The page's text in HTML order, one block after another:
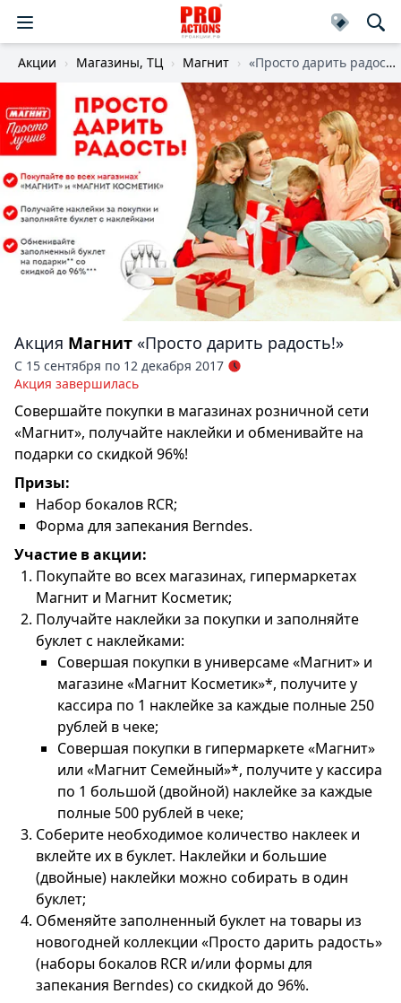
Акции Магазины, ТЦ Магнит «Просто дарить радость!»
Акция Магнит «Просто дарить радость!»
С 15 сентября по 12 декабря 2017
Акция завершилась
Совершайте покупки в магазинах розничной сети
«Магнит», получайте наклейки и обменивайте на
подарки со скидкой 96%!
Призы:
Набор бокалов RCR;
Форма для запекания Berndes.
Участие в акции:
Покупайте во всех магазинах, гипермаркетах
Магнит и Магнит Косметик;
Получайте наклейки за покупки и заполняйте
буклет с наклейками:
Совершая покупки в универсаме «Магнит» и
магазине «Магнит Косметик»*, получите у
кассира по 1 наклейке за каждые полные 250
рублей в чеке;
Совершая покупки в гипермаркете «Магнит»
или «Магнит Семейный»*, получите у кассира
по 1 большой (двойной) наклейке за каждые
полные 500 рублей в чеке;
Соберите необходимое количество наклеек и
вклейте их в буклет. Наклейки и большие
(двойные) наклейки можно собирать в один
буклет;
Обменяйте заполненный буклет на товары из
новогодней коллекции «Просто дарить радость»
(наборы бокалов RCR и/или формы для
запекания Berndes) со скидкой до 96%.